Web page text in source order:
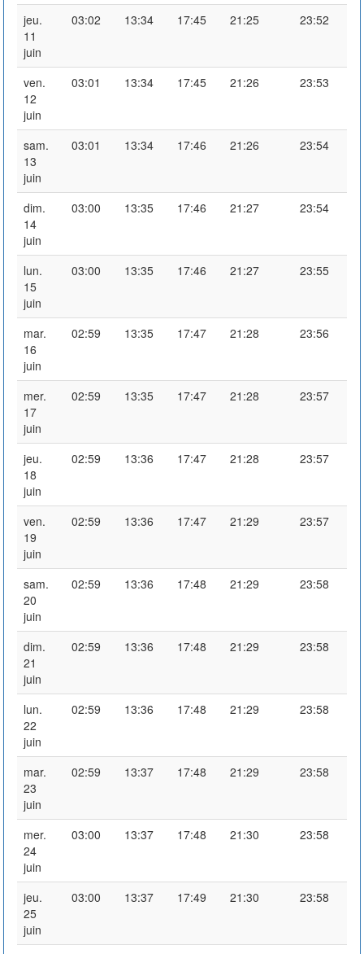
jeu.
11
juin
03:02 13:34 17:45 21:25 23:52
ven.
12
juin
03:01 13:34 17:45 21:26 23:53
sam.
13
juin
03:01 13:34 17:46 21:26 23:54
dim.
14
juin
03:00 13:35 17:46 21:27 23:54
lun.
15
juin
03:00 13:35 17:46 21:27 23:55
mar.
16
juin
02:59 13:35 17:47 21:28 23:56
mer.
17
juin
02:59 13:35 17:47 21:28 23:57
jeu.
18
juin
02:59 13:36 17:47 21:28 23:57
ven.
19
juin
02:59 13:36 17:47 21:29 23:57
sam.
20
juin
02:59 13:36 17:48 21:29 23:58
dim.
21
juin
02:59 13:36 17:48 21:29 23:58
lun.
22
juin
02:59 13:36 17:48 21:29 23:58
mar.
23
juin
02:59 13:37 17:48 21:29 23:58
mer.
24
juin
03:00 13:37 17:48 21:30 23:58
jeu.
25
juin
03:00 13:37 17:49 21:30 23:58